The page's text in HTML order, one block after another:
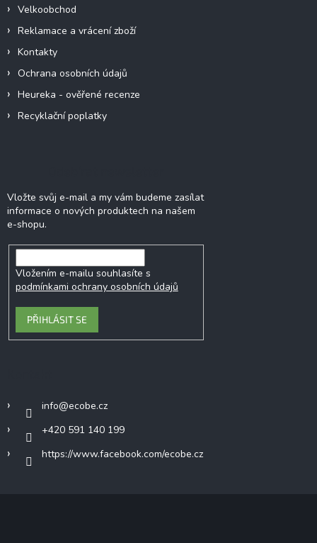
Velkoobchod
Reklamace a vrácení zboží
Kontakty
Ochrana osobních údajů
Heureka - ověřené recenze
Recyklační poplatky
Vložte svůj e-mail a my vám budeme zasílat
informace o nových produktech na našem
e-shopu.
Vložením e-mailu souhlasíte s
podmínkami ochrany osobních údajů
PŘIHLÁSIT SE
info@ecobe.cz
+420 591 140 199
https://www.facebook.com/ecobe.cz